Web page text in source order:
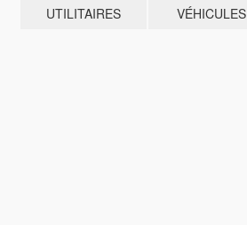
UTILITAIRES VÉHICULES